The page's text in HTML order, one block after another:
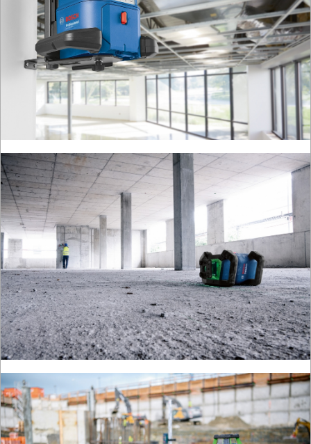
OGRODNICZE
NARZĘDZIA
PILARKI-
KOSIARKI-
KOSY
MYJKI
CIŚNIENIOWE